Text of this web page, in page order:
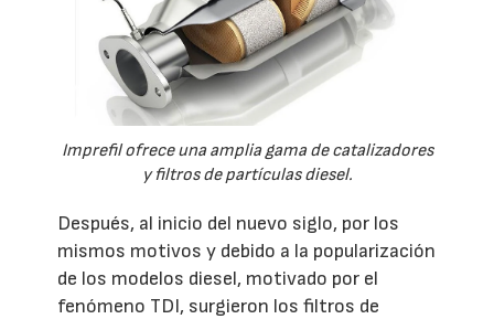
Imprefil ofrece una amplia gama de catalizadores
y filtros de partículas diesel.
Después, al inicio del nuevo siglo, por los
mismos motivos y debido a la popularización
de los modelos diesel, motivado por el
fenómeno TDI, surgieron los filtros de